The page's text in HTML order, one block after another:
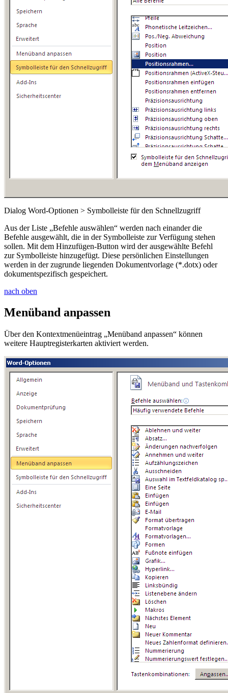
Dialog Word-Optionen > Symbolleiste für den Schnellzugriff
Aus der Liste „Befehle auswählen“ werden nach einander die
Befehle ausgewählt, die in der Symbolleiste zur Verfügung stehen
sollen. Mit dem Hinzufügen-Button wird der ausgewählte Befehl
zur Symbolleiste hinzugefügt. Diese persönlichen Einstellungen
werden in der zugrunde liegenden Dokumentvorlage (*.dotx) oder
dokumentspezifisch gespeichert.
nach oben
Menüband anpassen
Über den Kontextmenüeintrag „Menüband anpassen“ können
weitere Hauptregisterkarten aktiviert werden.